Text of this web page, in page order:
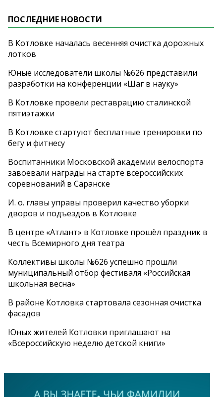
ПОСЛЕДНИЕ НОВОСТИ
В Котловке началась весенняя очистка дорожных
лотков
Юные исследователи школы №626 представили
разработки на конференции «Шаг в науку»
В Котловке провели реставрацию сталинской
пятиэтажки
В Котловке стартуют бесплатные тренировки по
бегу и фитнесу
Воспитанники Московской академии велоспорта
завоевали награды на старте всероссийских
соревнований в Саранске
И. о. главы управы проверил качество уборки
дворов и подъездов в Котловке
В центре «Атлант» в Котловке прошёл праздник в
честь Всемирного дня театра
Коллективы школы №626 успешно прошли
муниципальный отбор фестиваля «Российская
школьная весна»
В районе Котловка стартовала сезонная очистка
фасадов
Юных жителей Котловки приглашают на
«Всероссийскую неделю детской книги»